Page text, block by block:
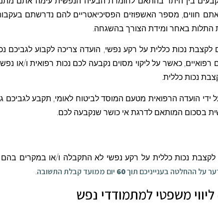
חווים, מספר האשפוזים הפסיכיאטריים להם נדרשתם
התלות באחר ומידת הצורך בהשגחה.
לקצבת נכות כללית על רקע נפשי, הועדה צריכה לקבוע לגביכם
כאשר על ליקוי מסוים נקבעה לכם נכות רפואית ו/או
נכות כללית.
ידי הועדה הרפואית מטעם המוסד לביטוח לאומי, תקבע
בסכום המותאם לדרגת אי כושר שנקבעה לכם.
נכות כללית על רקע נפשי לא התקבלה ו/או במקרים בהם
על ההחלטה בענייניכם תוך60 יום ממועד קבלת התשובה.
ליווי משפטי למתמודדי נפש